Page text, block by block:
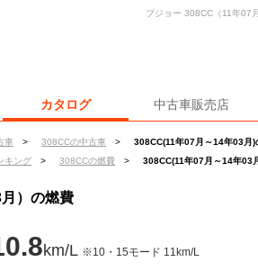
カタログ 中古車販売店
車 > 308CCの中古車 >
308CC(11年07月～14年03月)
キング > 308CCの燃費 > 308CC(11年07月～14年03
プジョー 308CC（11年07
）の燃費
km/L ※10・15モード 11km/L